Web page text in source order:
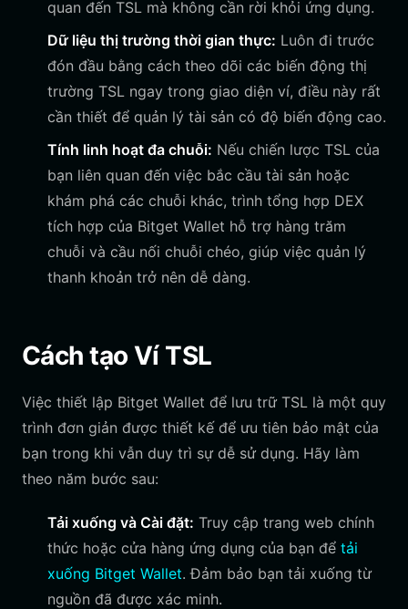
quan đến TSL mà không cần rời khỏi ứng dụng.
Dữ liệu thị trường thời gian thực: Luôn đi trước
đón đầu bằng cách theo dõi các biến động thị
trường TSL ngay trong giao diện ví, điều này rất
cần thiết để quản lý tài sản có độ biến động cao.
Tính linh hoạt đa chuỗi: Nếu chiến lược TSL của
bạn liên quan đến việc bắc cầu tài sản hoặc
khám phá các chuỗi khác, trình tổng hợp DEX
tích hợp của Bitget Wallet hỗ trợ hàng trăm
chuỗi và cầu nối chuỗi chéo, giúp việc quản lý
thanh khoản trở nên dễ dàng.
Cách tạo Ví TSL
Việc thiết lập Bitget Wallet để lưu trữ TSL là một quy
trình đơn giản được thiết kế để ưu tiên bảo mật của
bạn trong khi vẫn duy trì sự dễ sử dụng. Hãy làm
theo năm bước sau:
Tải xuống và Cài đặt: Truy cập trang web chính
thức hoặc cửa hàng ứng dụng của bạn để tải
xuống Bitget Wallet. Đảm bảo bạn tải xuống từ
nguồn đã được xác minh.